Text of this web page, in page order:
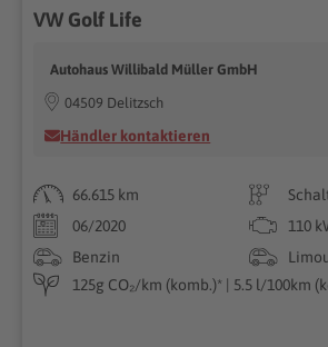
VW Golf Life
Autohaus Willibald Müller GmbH
04509 Delitzsch
Händler kontaktieren
66.615 km
06/2020
110
Benzin
125g CO₂/km (komb.)* | 5.5 l/100km